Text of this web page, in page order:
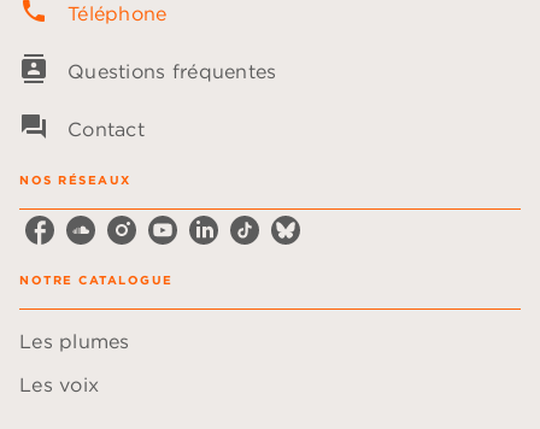
phone Téléphone
contacts Questions fréquentes
question_answer Contact
NOS RÉSEAUX
NOTRE CATALOGUE
Les plumes
Les voix